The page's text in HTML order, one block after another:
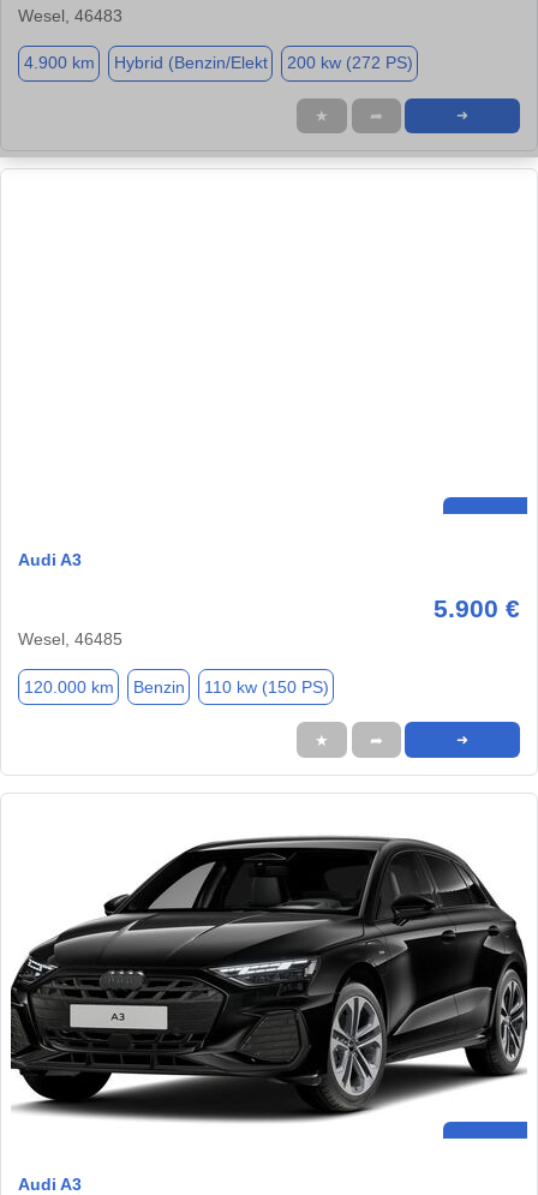
Wesel, 46483
4.900 km Hybrid (Benzin/Elekt 200 kw (272 PS)
★ ➦ ➜
Audi A3
5.900 €
Wesel, 46485
120.000 km Benzin 110 kw (150 PS)
★ ➦ ➜
Audi A3